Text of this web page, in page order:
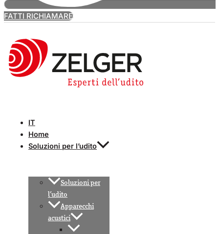
FATTI RICHIAMARE
IT
Home
Soluzioni per l’udito
Soluzioni per
l’udito
Apparecchi
acustici